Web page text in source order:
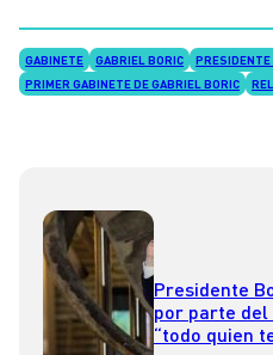
GABINETE GABRIEL BORIC
PRESIDENTE
PRIMER GABINETE DE GABRIEL BORIC
Presidente
por parte del
“todo quien